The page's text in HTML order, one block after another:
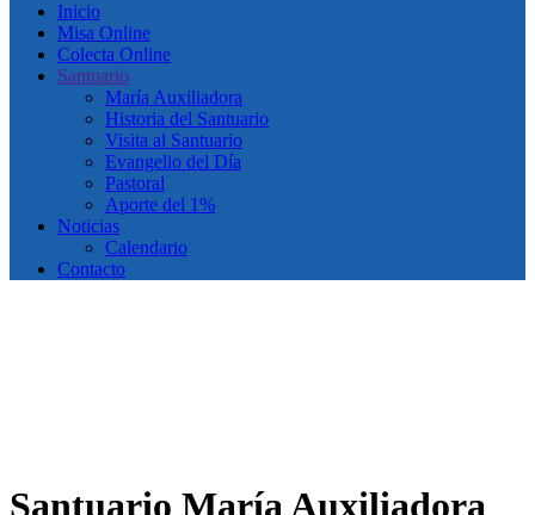
Inicio
Misa Online
Colecta Online
Santuario
María Auxiliadora
Historia del Santuario
Visita al Santuario
Evangelio del Día
Pastoral
Aporte del 1%
Noticias
Calendario
Contacto
Santuario María Auxiliadora